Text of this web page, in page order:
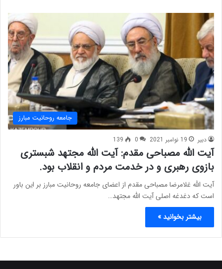
جامعه روحانیت مبارز
دبیر 19 نوامبر 2021 0
139
آیت الله مصباحی مقدم: آیت الله مجتهد شبستری
بازوی رهبری و در خدمت مردم و انقلاب بود.
آیت الله غلامرضا مصباحی مقدم از اعضای جامعه روحانیت مبارز بر این باور
است که دغدغه اصلی آیت الله مجتهد…
بیشتر بخوانید »